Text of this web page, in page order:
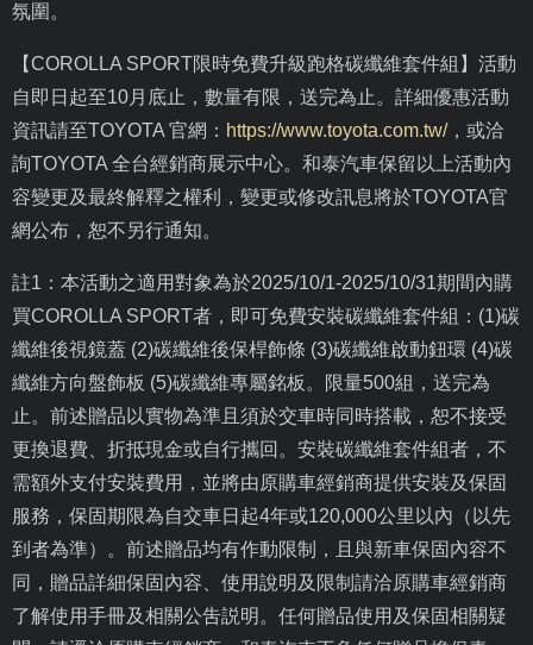
氛圍。
【COROLLA SPORT限時免費升級跑格碳纖維套件組】活動
自即日起至10月底止，數量有限，送完為止。詳細優惠活動
資訊請至TOYOTA 官網： https://www.toyota.com.tw/，或洽
詢TOYOTA 全台經銷商展示中心。和泰汽車保留以上活動內
容變更及最終解釋之權利，變更或修改訊息將於TOYOTA官
網公布，恕不另行通知。
註1 ：本活動之適用對象為於2025/10/1-2025/10/31期間內購
買COROLLA SPORT者，即可免費安裝碳纖維套件組： (1)碳
纖維後視鏡蓋 (2)碳纖維後保桿飾條 (3)碳纖維啟動鈕環 (4)碳
纖維方向盤飾板 (5)碳纖維專屬銘板。限量500組，送完為
止。前述贈品以實物為準且須於交車時同時搭載，恕不接受
更換退費、折抵現金或自行攜回。安裝碳纖維套件組者，不
需額外支付安裝費用，並將由原購車經銷商提供安裝及保固
服務，保固期限為自交車日起4年或120,000公里以內（以先
到者為準）。前述贈品均有作動限制，且與新車保固內容不
同，贈品詳細保固內容、使用說明及限制請洽原購車經銷商
了解使用手冊及相關公吿説明。任何贈品使用及保固相關疑